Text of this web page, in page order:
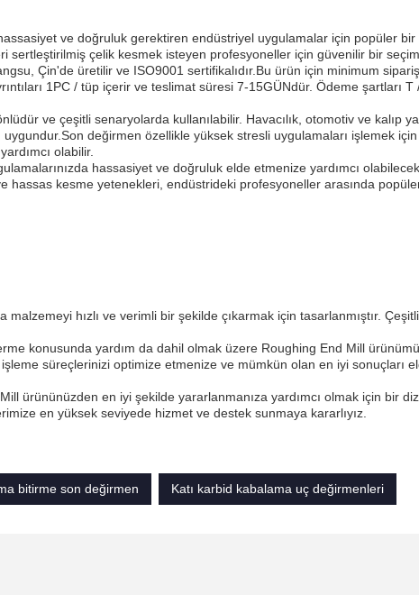
ve doğruluk gerektiren endüstriyel uygulamalar için popüler bir
sertleştirilmiş çelik kesmek isteyen profesyoneller için güvenilir bir
Çin'de üretilir ve ISO9001 sertifikalıdır.Bu ürün için minimum sipariş
1PC / tüp içerir ve teslimat süresi 7-15GÜNdür. Ödeme şartları
ve çeşitli senaryolarda kullanılabilir. Havacılık, otomotiv ve kalıp
değirmen özellikle yüksek stresli uygulamaları işlemek için
olabilir.
hassasiyet ve doğruluk elde etmenize yardımcı
hassas kesme yetenekleri, endüstrideki profesyoneller arasında
hızlı ve verimli bir şekilde çıkarmak için tasarlanmıştır.
konusunda yardım da dahil olmak üzere Roughing End Mill
süreçlerinizi optimize etmenize ve mümkün olan en iyi sonuçları
ürününüzden en iyi şekilde yararlanmanıza yardımcı olmak için bir
en yüksek seviyede hizmet ve destek sunmaya kararlıyız.
bitirme son değirmen Katı karbid kabalama uç değirmenleri